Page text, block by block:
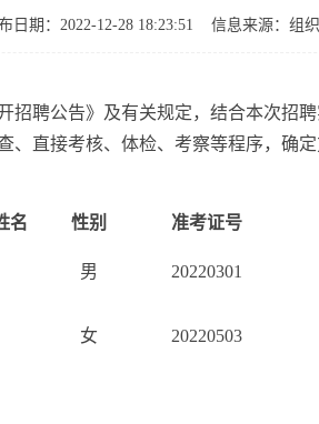
日期：2022-12-28 18:23:51 信息来源： 组
聘公告》及有关规定，结合本次招
、直接考核、体检、考察等程序，确
名 性别
准考证号
男 20220301
女 20220503